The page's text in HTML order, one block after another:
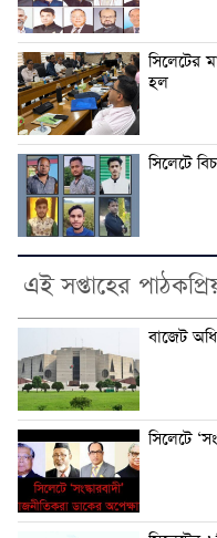
সিলেটের
হল
সিলেটে
এই সপ্তাহের
বাজেট
সিলেটে